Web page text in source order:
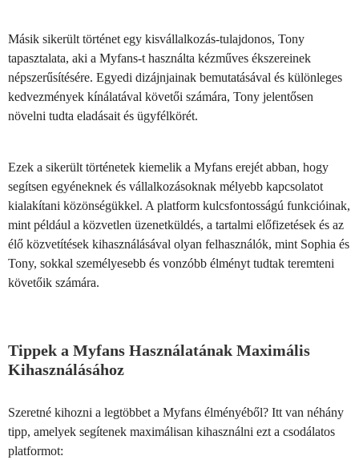
Másik sikerült történet egy kisvállalkozás-tulajdonos, Tony
tapasztalata, aki a Myfans-t használta kézműves ékszereinek
népszerűsítésére. Egyedi dizájnjainak bemutatásával és különleges
kedvezmények kínálatával követői számára, Tony jelentősen
növelni tudta eladásait és ügyfélkörét.
Ezek a sikerült történetek kiemelik a Myfans erejét abban, hogy
segítsen egyéneknek és vállalkozásoknak mélyebb kapcsolatot
kialakítani közönségükkel. A platform kulcsfontosságú funkcióinak,
mint például a közvetlen üzenetküldés, a tartalmi előfizetések és az
élő közvetítések kihasználásával olyan felhasználók, mint Sophia és
Tony, sokkal személyesebb és vonzóbb élményt tudtak teremteni
követőik számára.
Tippek a Myfans Használatának Maximális
Kihasználásához
Szeretné kihozni a legtöbbet a Myfans élményéből? Itt van néhány
tipp, amelyek segítenek maximálisan kihasználni ezt a csodálatos
platformot: